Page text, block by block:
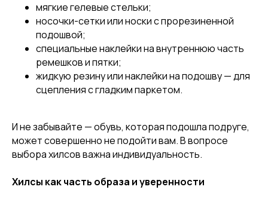
мягкие гелевые стельки;
носочки-сетки или носки с прорезиненной
подошвой;
специальные наклейки на внутреннюю часть
ремешков и пятки;
жидкую резину или наклейки на подошву — для
сцепления с гладким паркетом.
И не забывайте — обувь, которая подошла подруге,
может совершенно не подойти вам. В вопросе
выбора хилсов важна индивидуальность.
Хилсы как часть образа и уверенности
ИНДИВИДУАЛЬНЫЙ
[ CUSTOM FOOTWEAR ]